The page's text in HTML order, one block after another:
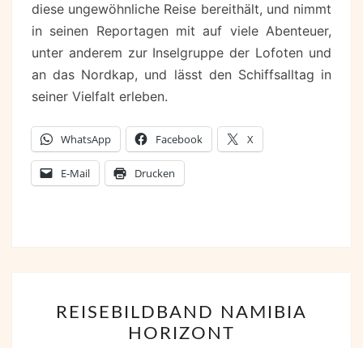
diese ungewöhnliche Reise bereithält, und nimmt
in seinen Reportagen mit auf viele Abenteuer,
unter anderem zur Inselgruppe der Lofoten und
an das Nordkap, und lässt den Schiffsalltag in
seiner Vielfalt erleben.
WhatsApp Facebook X
E-Mail Drucken
NAMIBIA
HORIZONT
REISEBILDBAND NAMIBIA
HORIZONT